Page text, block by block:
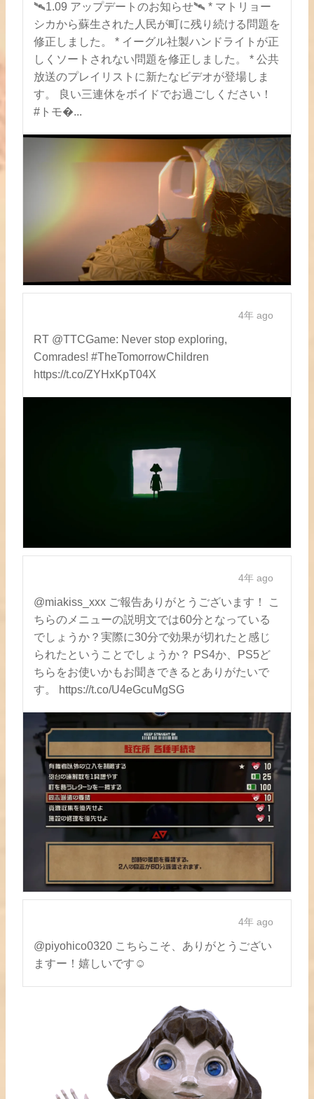
🛰1.09 アップデートのお知らせ🛰 * マトリョー
シカから蘇生された人民が町に残り続ける問題を
修正しました。 * イーグル社製ハンドライトが正
しくソートされない問題を修正しました。 * 公共
放送のプレイリストに新たなビデオが登場しま
す。 良い三連休をボイドでお過ごしください！
#トモ�...
4年 ago
RT @TTCGame: Never stop exploring,
Comrades! #TheTomorrowChildren
https://t.co/ZYHxKpT04X
4年 ago
@miakiss_xxx ご報告ありがとうございます！ こ
ちらのメニューの説明文では60分となっている
でしょうか？実際に30分で効果が切れたと感じ
られたということでしょうか？ PS4か、PS5ど
ちらをお使いかもお聞きできるとありがたいで
す。 https://t.co/U4eGcuMgSG
4年 ago
@piyohico0320 こちらこそ、ありがとうござい
ますー！嬉しいです☺️